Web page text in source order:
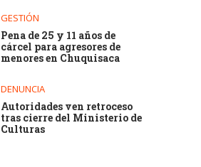
GESTIÓN
Pena de 25 y 11 años de
cárcel para agresores de
menores en Chuquisaca
DENUNCIA
Autoridades ven retroceso
tras cierre del Ministerio de
Culturas